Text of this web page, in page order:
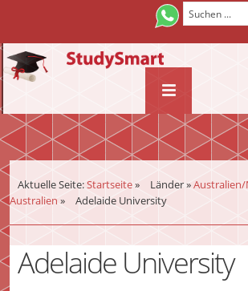
Aktuelle Seite:Startseite» Länder»Australien/
Australien » Adelaide University
Adelaide University